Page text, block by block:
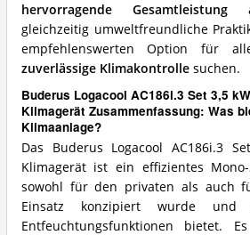
hervorragende Gesamtleistung
gleichzeitig umweltfreundliche
empfehlenswerten Option für
zuverlässige Klimakontrollesuchen.
Buderus Logacool AC186i.3 Set 3,5
Klimagerät Zusammenfassung: Was
Klimaanlage?
Das Buderus Logacool AC186i.3
Klimagerät ist ein effizientes
sowohl für den privaten als auch
Einsatz konzipiert wurde
Entfeuchtungsfunktionen bietet.